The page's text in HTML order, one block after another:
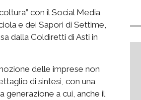
con il Social Media
e dei Sapori di Settime,
dalla Coldiretti di Asti in
delle imprese non
di sintesi, con una
generazione a cui, anche il